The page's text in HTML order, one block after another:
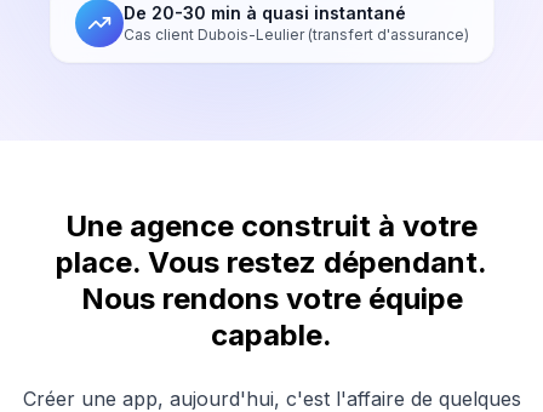
De 20-30 min à quasi instantané
Cas client Dubois-Leulier (transfert d'assurance)
Une agence construit à votre
place. Vous restez dépendant.
Nous rendons votre équipe
capable.
Créer une app, aujourd'hui, c'est l'affaire de quelques